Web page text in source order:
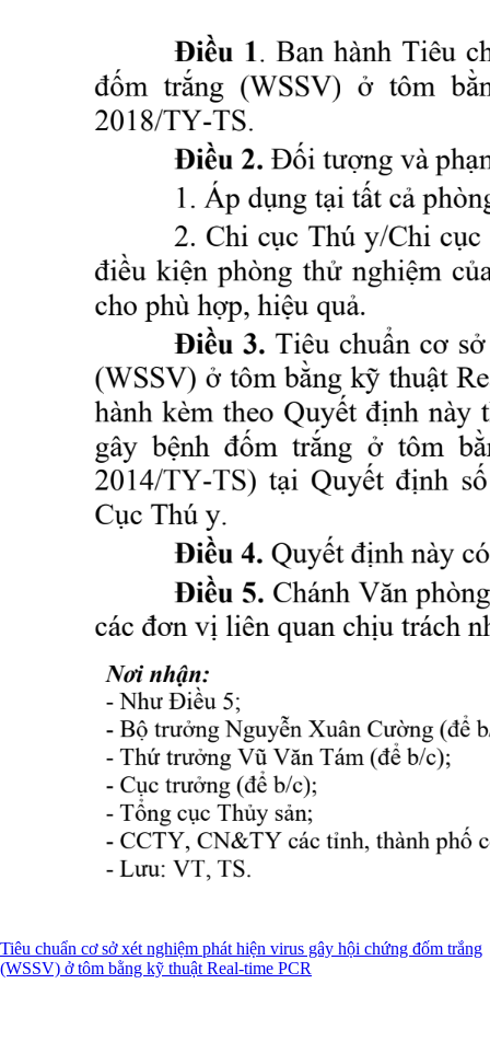
Tiêu chuẩn cơ sở xét nghiệm phát hiện virus gây hội chứng đốm trắng
(WSSV) ở tôm bằng kỹ thuật Real-time PCR